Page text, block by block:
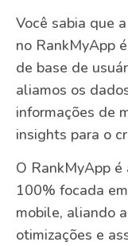
Você sabia que
no RankMyApp
de base de
aliamos os
informações de
insights para o
O RankMyApp é
100% focada
mobile, aliando
otimizações e